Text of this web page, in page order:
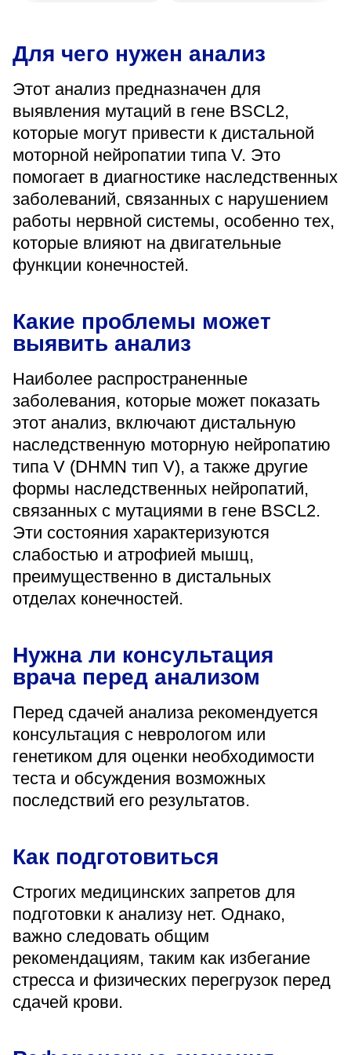
399000, г. Липецк, Плехановское лесничество,
Понедельник — четверг
08:00–16:45
перерыв 12:00–12:30
Пятница
08:00–15:45
перерыв 12:00–12:30
Администратор
+7 (4742) 72-73-31
Версия для слабовидящих
Для чего нужен анализ
Этот анализ предназначен для
выявления мутаций в гене BSCL2,
которые могут привести к дистальной
моторной нейропатии типа V. Это
помогает в диагностике наследственных
заболеваний, связанных с нарушением
работы нервной системы, особенно тех,
которые влияют на двигательные
функции конечностей.
Какие проблемы может
выявить анализ
Наиболее распространенные
заболевания, которые может показать
этот анализ, включают дистальную
наследственную моторную нейропатию
типа V (DHMN тип V), а также другие
формы наследственных нейропатий,
связанных с мутациями в гене BSCL2.
Эти состояния характеризуются
слабостью и атрофией мышц,
преимущественно в дистальных
отделах конечностей.
Нужна ли консультация
врача перед анализом
Перед сдачей анализа рекомендуется
консультация с неврологом или
генетиком для оценки необходимости
теста и обсуждения возможных
последствий его результатов.
Как подготовиться
Строгих медицинских запретов для
подготовки к анализу нет. Однако,
важно следовать общим
рекомендациям, таким как избегание
стресса и физических перегрузок перед
сдачей крови.